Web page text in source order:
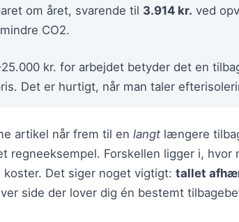
om året, svarende til 3.914 kr. ved
CO2.
kr. for arbejdet betyder det en
Det er hurtigt, når man taler
artikel når frem til en langt længere
regneeksempel. Forskellen ligger i, hvor
Det siger noget vigtigt: tallet
side der lover dig én bestemt